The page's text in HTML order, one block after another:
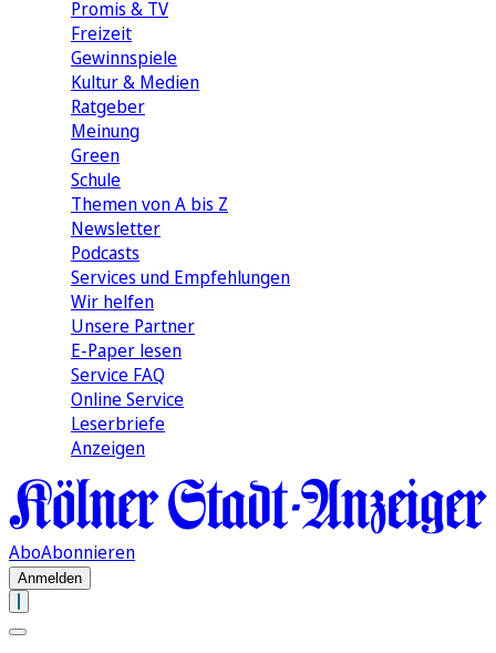
Promis & TV
Freizeit
Gewinnspiele
Kultur & Medien
Ratgeber
Meinung
Green
Schule
Themen von A bis Z
Newsletter
Podcasts
Services und Empfehlungen
Wir helfen
Unsere Partner
E-Paper lesen
Service FAQ
Online Service
Leserbriefe
Anzeigen
AboAbonnieren
Anmelden